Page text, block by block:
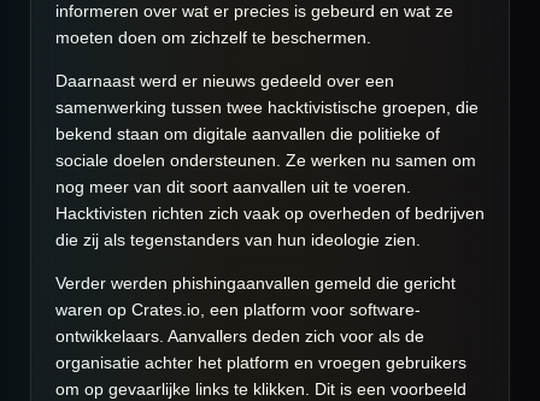
informeren over wat er precies is gebeurd en wat ze
moeten doen om zichzelf te beschermen.
Daarnaast werd er nieuws gedeeld over een
samenwerking tussen twee hacktivistische groepen, die
bekend staan om digitale aanvallen die politieke of
sociale doelen ondersteunen. Ze werken nu samen om
nog meer van dit soort aanvallen uit te voeren.
Hacktivisten richten zich vaak op overheden of bedrijven
die zij als tegenstanders van hun ideologie zien.
Verder werden phishingaanvallen gemeld die gericht
waren op Crates.io, een platform voor software-
ontwikkelaars. Aanvallers deden zich voor als de
organisatie achter het platform en vroegen gebruikers
om op gevaarlijke links te klikken. Dit is een voorbeeld